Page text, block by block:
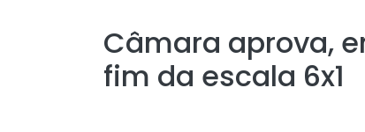
Câmara aprova,
fim da escala 6x1